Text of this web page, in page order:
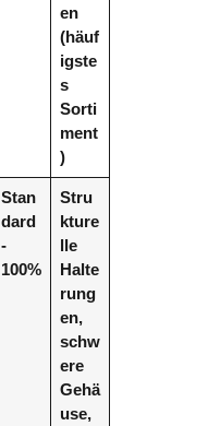
en
(häuf
igste
s
Sorti
ment
)
Stan
dard
-
100%
Stru
kture
lle
Halte
rung
en,
schw
ere
Gehä
use,